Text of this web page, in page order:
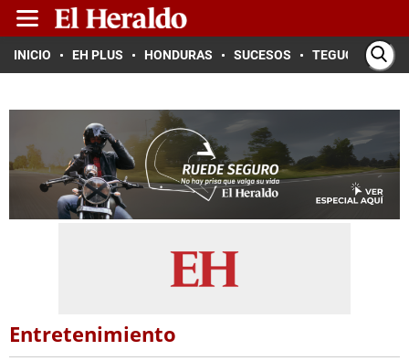
INICIO EH PLUS HONDURAS SUCESOS TEGUCIGALPA
Entretenimiento